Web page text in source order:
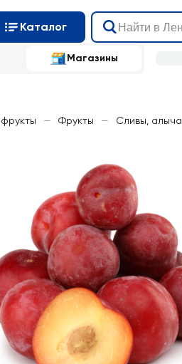
Каталог
Магазины
— Фрукты — Сливы, алыча